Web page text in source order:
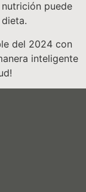
puede
del 2024 con
inteligente